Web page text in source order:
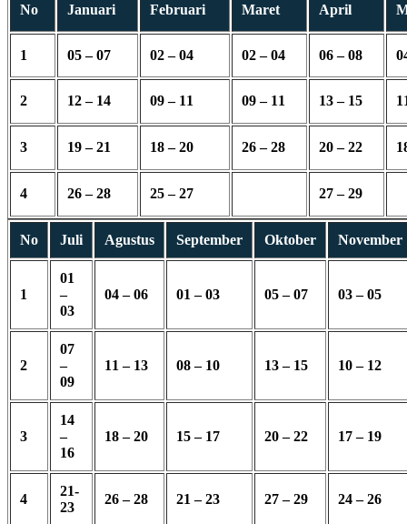
No Januari Februari Maret April
1 05 – 07 02 – 04 02 – 04 06 – 08
2 12 – 14 09 – 11 09 – 11 13 – 15
3 19 – 21 18 – 20 26 – 28 20 – 22
4 26 – 28 25 – 27 27 – 29
No Juli Agustus September Oktober November
1
01
–
03
04 – 06 01 – 03 05 – 07 03 – 05
2
07
–
09
11 – 13 08 – 10 13 – 15 10 – 12
3
14
–
16
18 – 20 15 – 17 20 – 22 17 – 19
4
21-
23
26 – 28 21 – 23 27 – 29 24 – 26